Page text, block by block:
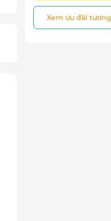
Xem ưu đãi